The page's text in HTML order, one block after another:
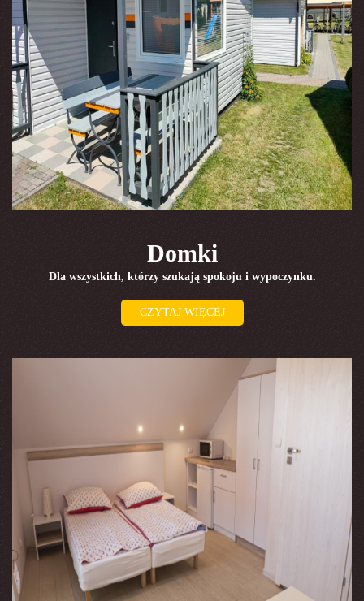
Domki
Dla wszystkich, którzy szukają spokoju i wypoczynku.
CZYTAJ WIĘCEJ